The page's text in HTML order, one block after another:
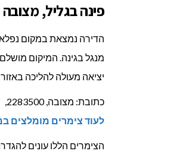
פינה בגליל, מצובה
הדירה נמצאת במקום נפלא
יציאה מעולה להליכה
כתובת: מצובה, 2283500,
לעוד צימרים מומלצים
הצימרים הללו עונים